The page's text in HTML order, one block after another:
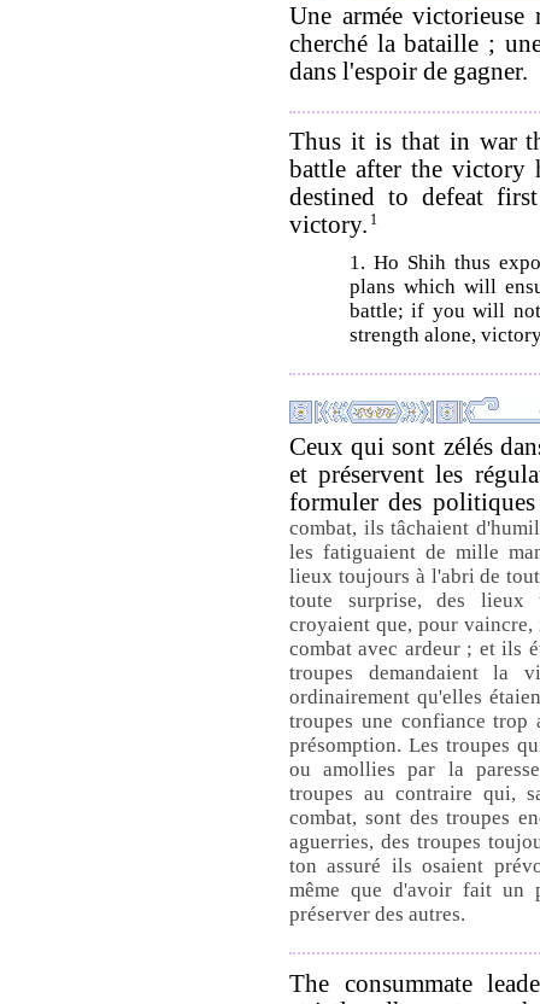
Une armée victorieuse
cherché la bataille ;
dans l'espoir de gagner.
Thus it is that in war
battle after the victory
destined to defeat
victory. 1
1. Ho Shih thus
plans which will
battle; if you will
strength alone,
Ceux qui sont zélés
et préservent les
formuler des
combat, ils tâchaient
les fatiguaient de mille
lieux toujours à l'abri de
toute surprise, des lieux
croyaient que, pour
combat avec ardeur ; et ils
troupes demandaient la
ordinairement qu'elles
troupes une confiance trop
présomption. Les troupes
ou amollies par la
troupes au contraire qui,
combat, sont des troupes
aguerries, des troupes
ton assuré ils osaient
même que d'avoir fait un
préserver des autres.
The consummate